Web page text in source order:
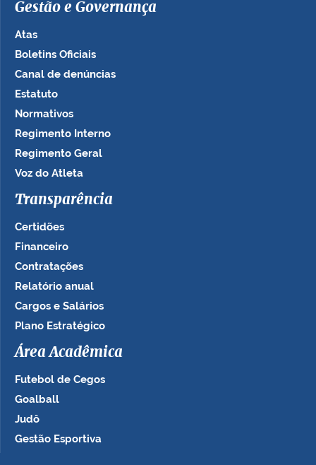
Gestão e Governança
Atas
Boletins Oficiais
Canal de denúncias
Estatuto
Normativos
Regimento Interno
Regimento Geral
Voz do Atleta
Transparência
Certidões
Financeiro
Contratações
Relatório anual
Cargos e Salários
Plano Estratégico
Área Acadêmica
Futebol de Cegos
Goalball
Judô
Gestão Esportiva